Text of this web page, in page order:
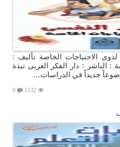
الاحتياجات الخاصة تأليف :
: الناشر : دار الفكر العربى نبذة
جديداً في الدراسات…